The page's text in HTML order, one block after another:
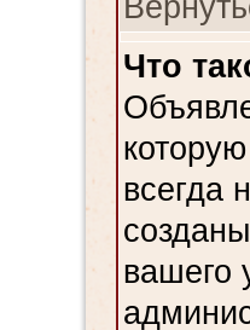
Что
всегда
вашего